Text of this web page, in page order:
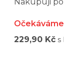
Nakupuji po
229,90 Kč s